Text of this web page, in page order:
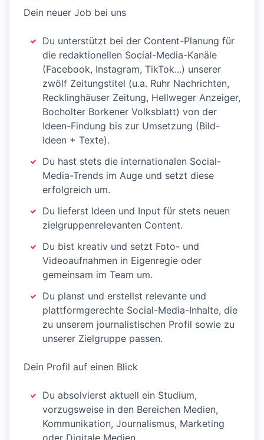
Dein neuer Job bei uns
Du unterstützt bei der Content-Planung für
die redaktionellen Social-Media-Kanäle
(Facebook, Instagram, TikTok...) unserer
zwölf Zeitungstitel (u.a. Ruhr Nachrichten,
Recklinghäuser Zeitung, Hellweger Anzeiger,
Bocholter Borkener Volksblatt) von der
Ideen-Findung bis zur Umsetzung (Bild-
Ideen + Texte).
Du hast stets die internationalen Social-
Media-Trends im Auge und setzt diese
erfolgreich um.
Du lieferst Ideen und Input für stets neuen
zielgruppenrelevanten Content.
Du bist kreativ und setzt Foto- und
Videoaufnahmen in Eigenregie oder
gemeinsam im Team um.
Du planst und erstellst relevante und
plattformgerechte Social-Media-Inhalte, die
zu unserem journalistischen Profil sowie zu
unserer Zielgruppe passen.
Dein Profil auf einen Blick
Du absolvierst aktuell ein Studium,
vorzugsweise in den Bereichen Medien,
Kommunikation, Journalismus, Marketing
oder Digitale Medien.